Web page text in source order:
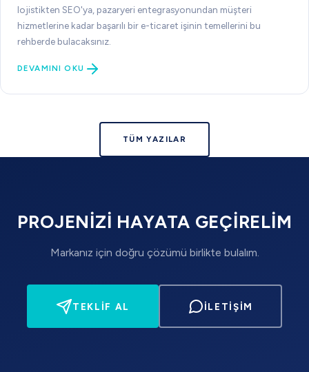
lojistikten SEO'ya, pazaryeri entegrasyonundan müşteri
hizmetlerine kadar başarılı bir e-ticaret işinin temellerini bu
rehberde bulacaksınız.
DEVAMINI OKU
TÜM YAZILAR
PROJENIZI HAYATA GEÇIRELIM
Markanız için doğru çözümü birlikte bulalım.
TEKLIF AL İLETIŞIM